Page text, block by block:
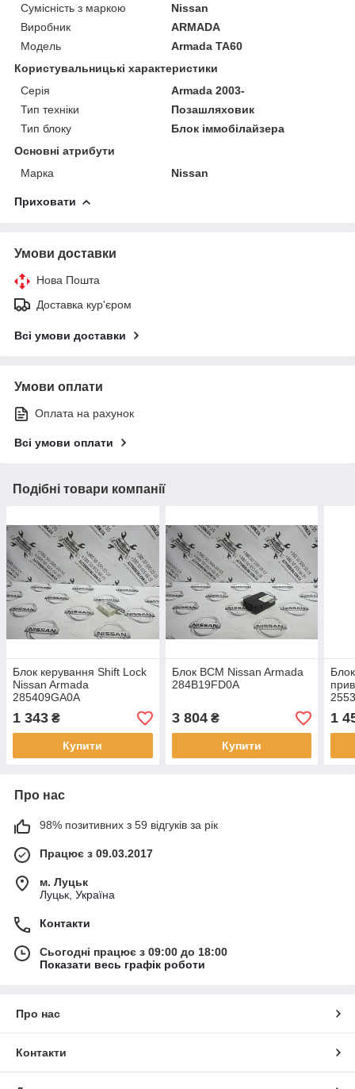
Сумісність з маркою
Nissan
Виробник
ARMADA
Модель
Armada TA60
Користувальницькі характеристики
Серія
Armada 2003-
Тип техніки
Позашляховик
Тип блоку
Блок іммобілайзера
Основні атрибути
Марка
Nissan
Приховати
Умови доставки
Нова Пошта
Доставка кур'єром
Всі умови доставки
Умови оплати
Оплата на рахунок
Всі умови оплати
Подібні товари компанії
Блок керування Shift Lock
Nissan Armada
285409GA0A
1 343 ₴
Купити
Блок ВСМ Nissan Armada
284B19FD0A
3 804₴
Купити
1
Про нас
98% позитивних з 59 відгуків за рік
Працює з 09.03.2017
м. Луцьк
Луцьк, Україна
Контакти
Сьогодні працює з 09:00 до 18:00
Показати весь графік роботи
Про нас
Контакти